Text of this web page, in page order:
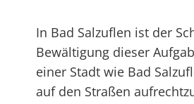
In Bad Salzuflen ist der
Bewältigung dieser
einer Stadt wie Bad
auf den Straßen